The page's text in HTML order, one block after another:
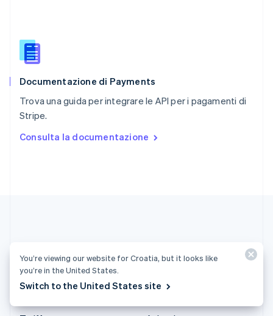
Documentazione di Payments
Trova una guida per integrare le API per i pagamenti di
Stripe.
Consulta la documentazione
Croazia (Italiano)
English
Slovacchia
Slovenia
Spagna
Español
English Español简体中文
You’re viewing our website for Croatia, but it looks like
you’re in the United States.
Switch to the United States site